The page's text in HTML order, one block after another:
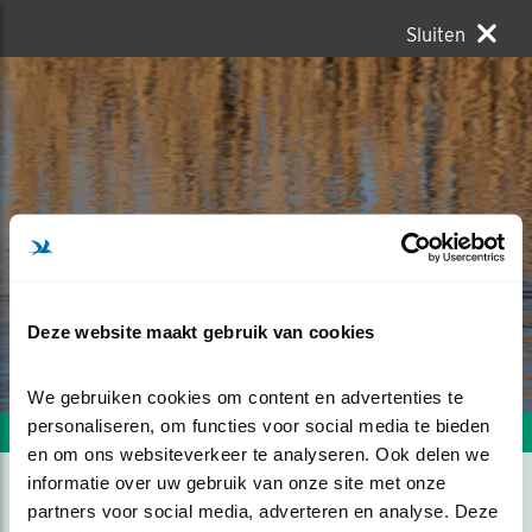
Deze website maakt gebruik van cookies
We gebruiken cookies om content en advertenties te
personaliseren, om functies voor social media te bieden
en om ons websiteverkeer te analyseren. Ook delen we
informatie over uw gebruik van onze site met onze
partners voor social media, adverteren en analyse. Deze
Sluiten
Volgende foto Vorige foto